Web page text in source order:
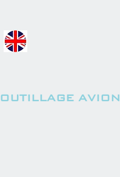
OUTILLAGE AVION